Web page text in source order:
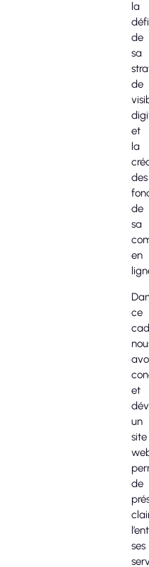
la
de
sa
de
et
la
des
de
sa
en
ce
et
un
site
de
ses